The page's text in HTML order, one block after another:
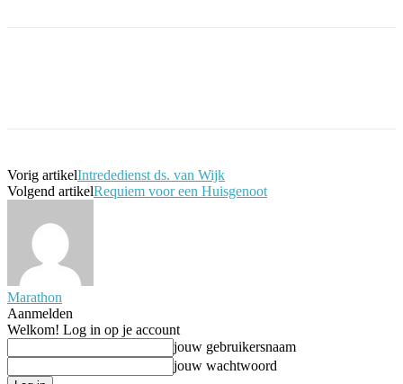
Vorig artikelIntrededienst ds. van Wijk
Volgend artikelRequiem voor een Huisgenoot
Marathon
Aanmelden
Welkom! Log in op je account
jouw gebruikersnaam
jouw wachtwoord